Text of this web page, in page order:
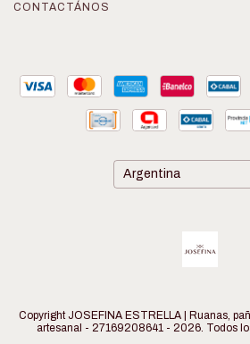
CONTACTÁNOS
Copyright JOSEFINA ESTRELLA | Ruanas,
artesanal - 27169208641 - 2026. Todos